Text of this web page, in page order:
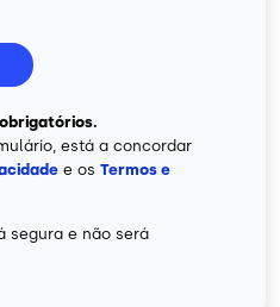
está a concordar
e os Termos e
segura e não será